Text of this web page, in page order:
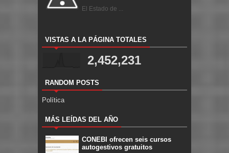
El Estado de ...
VISTAS A LA PÁGINA TOTALES
2,452,231
RANDOM POSTS
Política
MÁS LEÍDAS DEL AÑO
CONEBI ofrecen seis cursos
autogestivos gratuitos